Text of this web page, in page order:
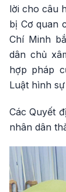
lời cho câu
bị Cơ quan
Chí Minh
dân chủ
hợp pháp
Luật hình
Các Quyết
nhân dân